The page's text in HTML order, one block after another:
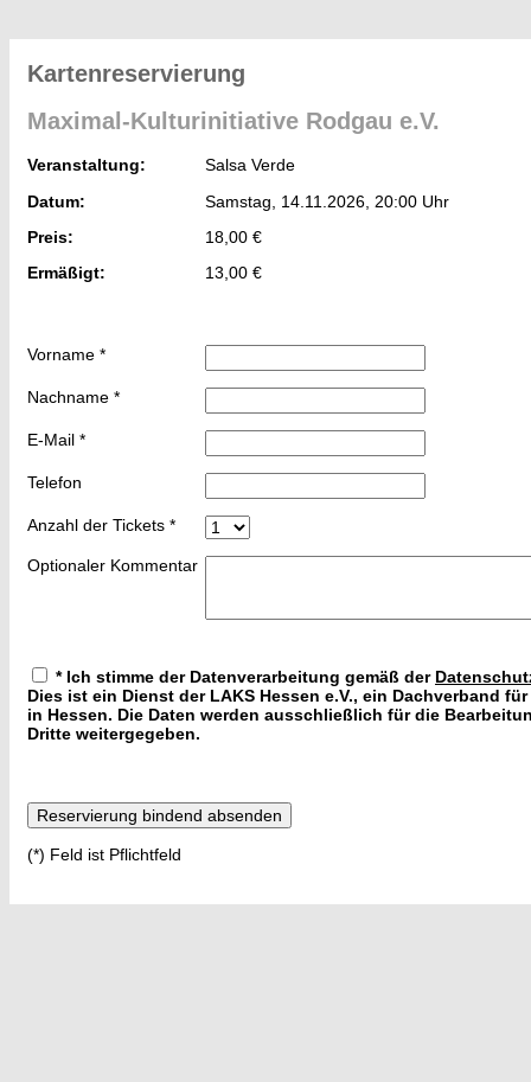
Kartenreservierung
Maximal-Kulturinitiative Rodgau e.V.
Veranstaltung:
Salsa Verde
Datum:
Samstag, 14.11.2026, 20:00 Uhr
Preis:
18,00 €
Ermäßigt:
13,00 €
Vorname *
Nachname *
E-Mail *
Telefon
Anzahl der Tickets *
Optionaler Kommentar
*Ich stimme der Datenverarbeitung gemäß der
Dies ist ein Dienst der LAKS Hessen e.V., ein Dachverband
in Hessen. Die Daten werden ausschließlich für die
Dritte weitergegeben.
(*) Feld ist Pflichtfeld